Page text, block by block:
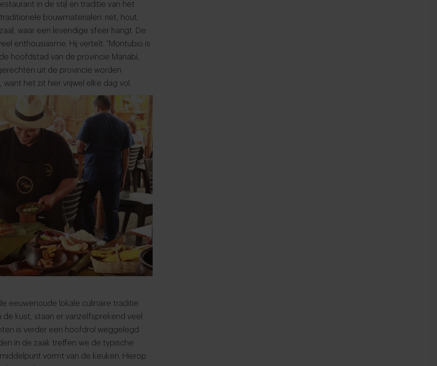
in de stijl en traditie van het
bouwmaterialen: riet, hout,
waar een levendige sfeer hangt. De
enthousiasme. Hij vertelt: "Montubio is
hoofdstad van de provincie Manabí,
uit de provincie worden
het zit hier vrijwel elke dag vol.
eeuwenoude lokale culinaire traditie
kust, staan er vanzelfsprekend veel
is verder een hoofdrol weggelegd
in de zaak treffen we de typische
vormt van de keuken. Hierop